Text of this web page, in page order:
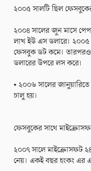
২০০৫ সালটি ছিল
২০০৪ সালের জুন মাসে
লাখ ইউ এস ডলারে। ২০০৫
ফেসবুক ডট কমে। তারপরও
ডলারের উপরে লস করে।
• ২০০৬ সালের
চালু হয়।
ফেসবুকের সাথে
২০০৭ সালে মাইক্রোসফট
নেয়। একই বছর হংকং এর